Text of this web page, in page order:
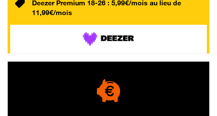
Deezer Premium 18-26 : 5,99€/mois au lieu de
11,99€/mois